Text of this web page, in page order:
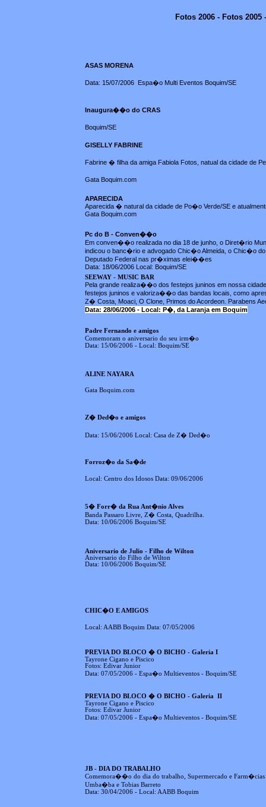
Fotos 2006 - Fotos
ASAS MORENA
Data: 15/07/2006 Espa�o Multi Eventos Boquim/SE
Inaugura��o do CRAS
Boquim/SE
GISELLY FABRINE
Fabrine � filha da amiga Fabiola Fotos, natual da cidade de
Gata Boquim.com
APARECIDA
Aparecida � natural da cidade de Po�o Verde/SE e
Gata Boquim.com
Pc do B - Conven��o
Em conven��o realizada no dia 18 de junho, o Diret�rio
indicou o banc�rio e advogado Chic�o Almeida, o Chic�o
Deputado Federal nas pr�ximas elei��es
Data: 18/06/2006 Local: Boquim/SE
SEEWAY - MUSIC BAR
Pela grande realiza��o dos festejos juninos em nossa
festejos juninos e valoriza��o das bandas locais, como
Z� Costa, Moaci, O Clone, Primos do Acordeon. Parabens
Data: 28/06/2006 - Local: P�, da Laranja em Boquim
Padre Fernando e amigos
Comemoram o aniversario do seu irm�o
Data: 15/06/2006 - Local: Boquim/SE
ALINE NAYARA
Gata Boquim.com
Z� Ded�o e amigos
Data: 15/06/2006 Local: Casa de Z� Ded�o
Forroz�o da Sa�de
Local: Centro dos Idosos Data: 09/06/2006
5� Forr� da Rua Ant�nio Alves
Banda Passaro Livre, Z� Costa, Quadrilha.
Data: 10/06/2006 Boquim/SE
Aniversario de Julio - Filho de Wilton
Aniversario do Filho de Wilton
Data: 10/06/2006 Boquim/SE
CHIC�O E AMIGOS
Local: AABB Boquim Data: 07/05/2006
PREVIA DO BLOCO � O BICHO - Galeria I
Tayrone Cigano e Piscico
Fotos: Edivar Junior
Data: 07/05/2006 - Espa�o Multieventos - Boquim/SE
PREVIA DO BLOCO � O BICHO - Galeria II
Tayrone Cigano e Piscico
Fotos: Edivar Junior
Data: 07/05/2006 - Espa�o Multieventos - Boquim/SE
JB - DIA DO TRABALHO
Comemora��o do dia do trabalho, Supermercado e
Umba�ba e Tobias Barreto
Data: 30/04/2006 - Local: AABB Boquim